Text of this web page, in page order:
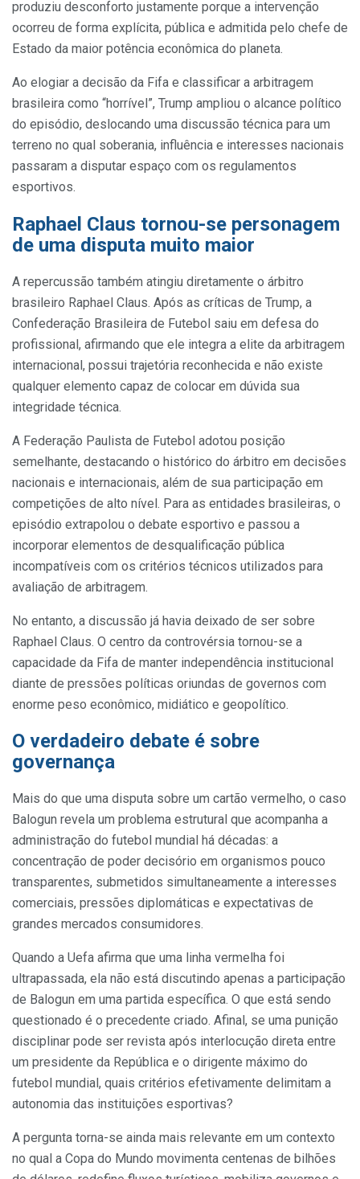
produziu desconforto justamente porque a intervenção
ocorreu de forma explícita, pública e admitida pelo chefe de
Estado da maior potência econômica do planeta.
Ao elogiar a decisão da Fifa e classificar a arbitragem
brasileira como “horrível”, Trump ampliou o alcance político
do episódio, deslocando uma discussão técnica para um
terreno no qual soberania, influência e interesses nacionais
passaram a disputar espaço com os regulamentos
esportivos.
Raphael Claus tornou-se personagem
de uma disputa muito maior
A repercussão também atingiu diretamente o árbitro
brasileiro Raphael Claus. Após as críticas de Trump, a
Confederação Brasileira de Futebol saiu em defesa do
profissional, afirmando que ele integra a elite da arbitragem
internacional, possui trajetória reconhecida e não existe
qualquer elemento capaz de colocar em dúvida sua
integridade técnica.
A Federação Paulista de Futebol adotou posição
semelhante, destacando o histórico do árbitro em decisões
nacionais e internacionais, além de sua participação em
competições de alto nível. Para as entidades brasileiras, o
episódio extrapolou o debate esportivo e passou a
incorporar elementos de desqualificação pública
incompatíveis com os critérios técnicos utilizados para
avaliação de arbitragem.
No entanto, a discussão já havia deixado de ser sobre
Raphael Claus. O centro da controvérsia tornou-se a
capacidade da Fifa de manter independência institucional
diante de pressões políticas oriundas de governos com
enorme peso econômico, midiático e geopolítico.
O verdadeiro debate é sobre
governança
Mais do que uma disputa sobre um cartão vermelho, o caso
Balogun revela um problema estrutural que acompanha a
administração do futebol mundial há décadas: a
concentração de poder decisório em organismos pouco
transparentes, submetidos simultaneamente a interesses
comerciais, pressões diplomáticas e expectativas de
grandes mercados consumidores.
Quando a Uefa afirma que uma linha vermelha foi
ultrapassada, ela não está discutindo apenas a participação
de Balogun em uma partida específica. O que está sendo
questionado é o precedente criado. Afinal, se uma punição
disciplinar pode ser revista após interlocução direta entre
um presidente da República e o dirigente máximo do
futebol mundial, quais critérios efetivamente delimitam a
autonomia das instituições esportivas?
A pergunta torna-se ainda mais relevante em um contexto
no qual a Copa do Mundo movimenta centenas de bilhões